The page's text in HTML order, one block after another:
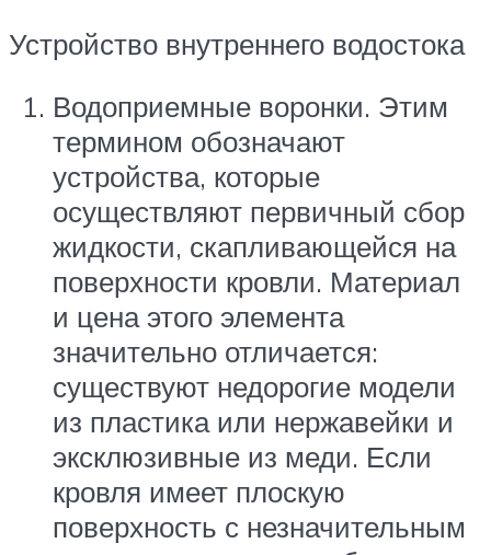
Устройство внутреннего водостока
Водоприемные воронки. Этим
термином обозначают
устройства, которые
осуществляют первичный сбор
жидкости, скапливающейся на
поверхности кровли. Материал
и цена этого элемента
значительно отличается:
существуют недорогие модели
из пластика или нержавейки и
эксклюзивные из меди. Если
кровля имеет плоскую
поверхность с незначительным